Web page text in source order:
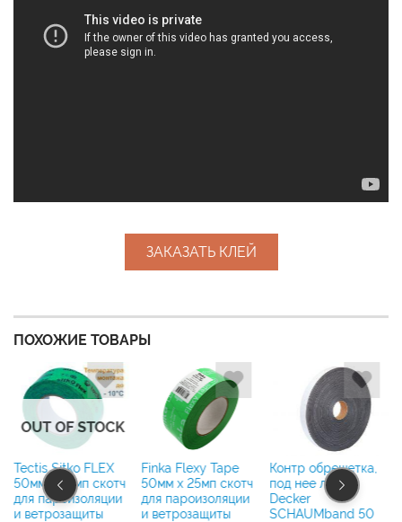
ЗАКАЗАТЬ КЛЕЙ
ПОХОЖИЕ ТОВАРЫ
OUT OF STOCK
Tectis Sitko FLEX
50мм x 25мп скотч
для пароизоляции
и ветрозащиты
Finka Flexy Tape
50мм x 25мп скотч
для пароизоляции
и ветрозащиты
Контр обрешетка,
под нее лента
Decker
SCHAUMband 50